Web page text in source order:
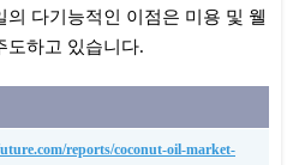
다기능적인 이점은 미용 및 웰
도하고 있습니다.
reports/coconut-oil-market-